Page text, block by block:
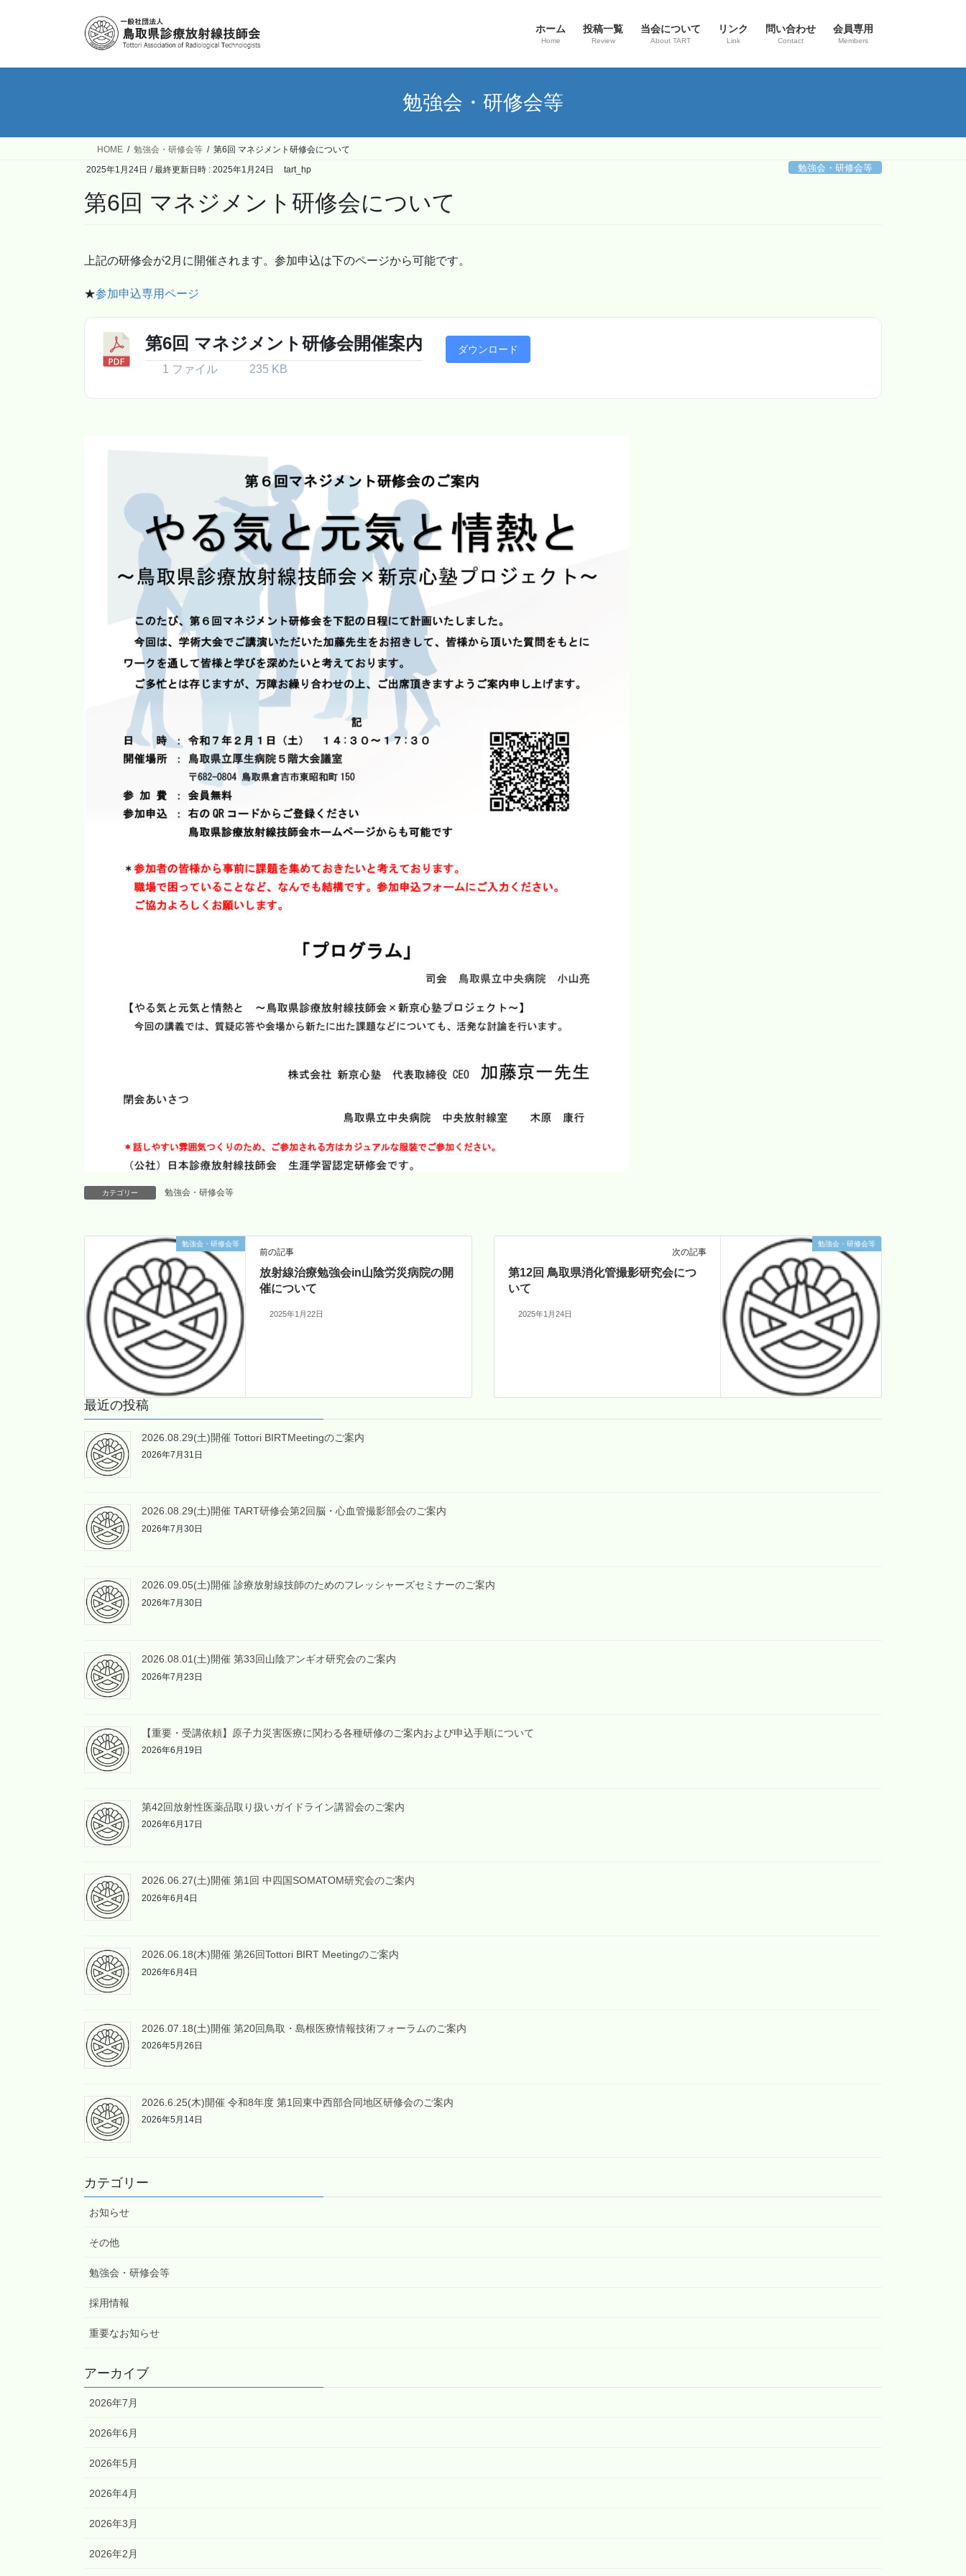
ホーム
Home
投稿一覧
Review
当会について
About TART
リンク
Link
問い合わせ
Contact
会員専用
Members
勉強会・研修会等
HOME 勉強会・研修会等
第6回 マネジメント研修会について
2025年1月24日 / 最終更新日時 : 2025年1月24日 tart_hp 勉強会・研修会等
第6回 マネジメント研修会について
上記の研修会が2月に開催されます。参加申込は下のページから可能です。
★参加申込専用ページ
第6回 マネジメント研修会開催案内
1 ファイル 235 KB
ダウンロード
カテゴリー 勉強会・研修会等
勉強会・研修会等
前の記事
放射線治療勉強会in山陰労災病院の開
催について
2025年1月22日
勉強会・研修会等
次の記事
第12回 鳥取県消化管撮影研究会につ
いて
2025年1月24日
最近の投稿
2026.08.29(土)開催 Tottori BIRTMeetingのご案内
2026年7月31日
2026.08.29(土)開催 TART研修会第2回脳・心血管撮影部会のご案内
2026年7月30日
2026.09.05(土)開催 診療放射線技師のためのフレッシャーズセミナーのご案内
2026年7月30日
2026.08.01(土)開催 第33回山陰アンギオ研究会のご案内
2026年7月23日
【重要・受講依頼】原子力災害医療に関わる各種研修のご案内および申込手順について
2026年6月19日
第42回放射性医薬品取り扱いガイドライン講習会のご案内
2026年6月17日
2026.06.27(土)開催 第1回 中四国SOMATOM研究会のご案内
2026年6月4日
2026.06.18(木)開催 第26回Tottori BIRT Meetingのご案内
2026年6月4日
2026.07.18(土)開催 第20回鳥取・島根医療情報技術フォーラムのご案内
2026年5月26日
2026.6.25(木)開催 令和8年度 第1回東中西部合同地区研修会のご案内
2026年5月14日
カテゴリー
お知らせ
その他
勉強会・研修会等
採用情報
重要なお知らせ
アーカイブ
2026年7月
2026年6月
2026年5月
2026年4月
2026年3月
2026年2月